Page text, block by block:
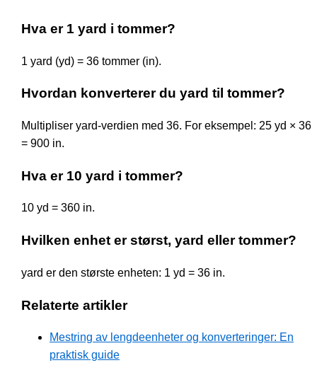
Hva er 1 yard i tommer?
1 yard (yd) = 36 tommer (in).
Hvordan konverterer du yard til tommer?
Multipliser yard-verdien med 36. For eksempel: 25 yd × 36
= 900 in.
Hva er 10 yard i tommer?
10 yd = 360 in.
Hvilken enhet er størst, yard eller tommer?
yard er den største enheten: 1 yd = 36 in.
Relaterte artikler
Mestring av lengdeenheter og konverteringer: En
praktisk guide